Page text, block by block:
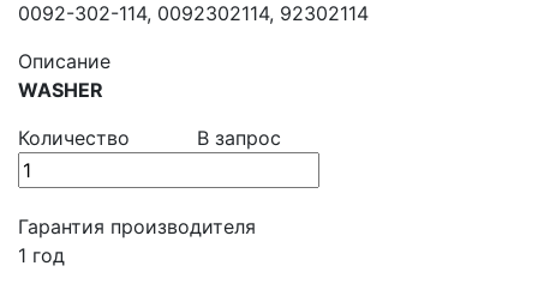
0092-302-114, 0092302114, 92302114
Описание
WASHER
Количество
В запрос
Гарантия производителя
1 год